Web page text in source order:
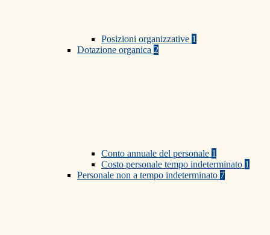
Posizioni organizzative 1
Dotazione organica 2
Conto annuale del personale 1
Costo personale tempo indeterminato 1
Personale non a tempo indeterminato 7